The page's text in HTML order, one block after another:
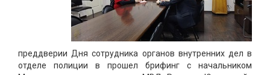
преддверии Дня сотрудника органов внутренних дел в
отделе полиции в прошел брифинг с начальником